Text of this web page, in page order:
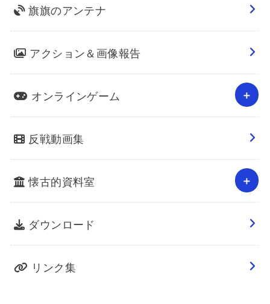
旗旗のアンテナ
アクション＆画像報告
オンラインゲーム
反戦動画集
懐古的資料室
ダウンロード
リンク集